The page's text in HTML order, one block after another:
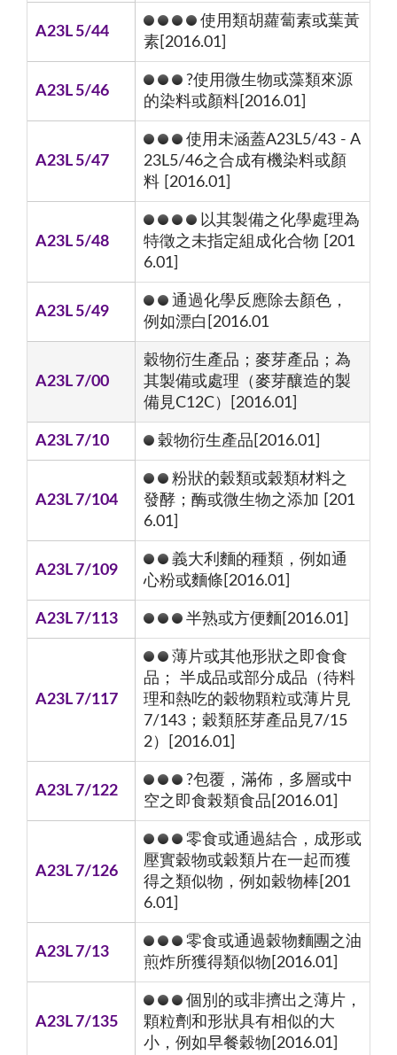
A23L 5/44
使用類胡蘿蔔素或葉黃
素[2016.01]
A23L 5/46
?使用微生物或藻類來源
的染料或顏料[2016.01]
A23L 5/47
使用未涵蓋A23L5/43 - A
23L5/46之合成有機染料或顏
料 [2016.01]
A23L 5/48
以其製備之化學處理為
特徵之未指定組成化合物 [201
6.01]
A23L 5/49
通過化學反應除去顏色，
例如漂白[2016.01
A23L 7/00
穀物衍生產品；麥芽產品；為
其製備或處理（麥芽釀造的製
備見C12C）[2016.01]
A23L 7/10 穀物衍生產品[2016.01]
A23L 7/104
粉狀的穀類或穀類材料之
發酵；酶或微生物之添加 [201
6.01]
A23L 7/109
義大利麵的種類，例如通
心粉或麵條[2016.01]
A23L 7/113 半熟或方便麵[2016.01]
A23L 7/117
薄片或其他形狀之即食食
品； 半成品或部分成品（待料
理和熱吃的穀物顆粒或薄片見
7/143；穀類胚芽產品見7/15
2）[2016.01]
A23L 7/122
?包覆，滿佈，多層或中
空之即食榖類食品[2016.01]
A23L 7/126
零食或通過結合，成形或
壓實穀物或穀類片在一起而獲
得之類似物，例如穀物棒[201
6.01]
A23L 7/13
零食或通過穀物麵團之油
煎炸所獲得類似物[2016.01]
A23L 7/135
個別的或非擠出之薄片，
顆粒劑和形狀具有相似的大
小，例如早餐穀物[2016.01]